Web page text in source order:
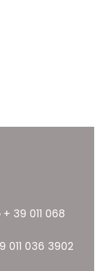
39 011 068
011 036 3902